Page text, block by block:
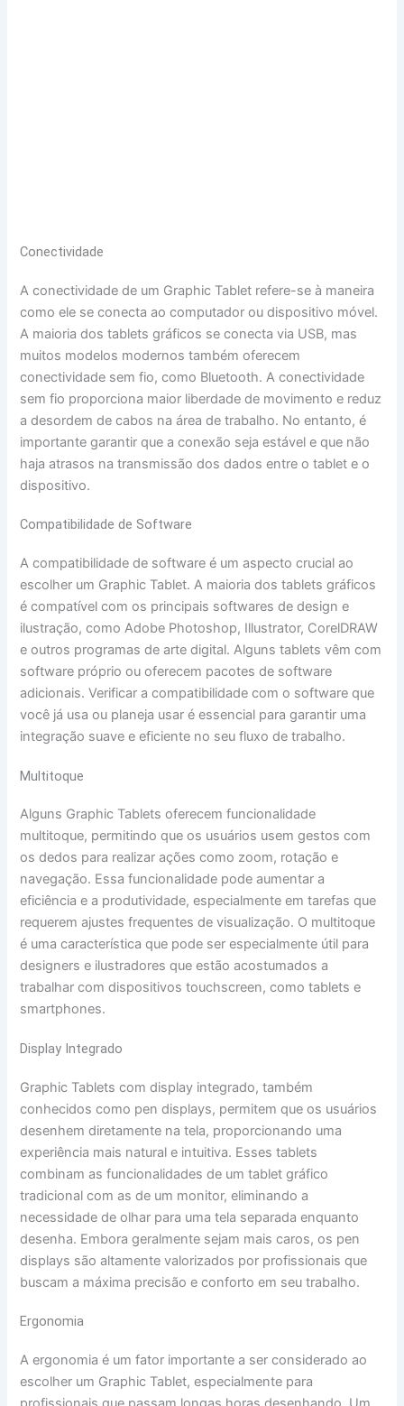
Conectividade
A conectividade de um Graphic Tablet refere-se à maneira
como ele se conecta ao computador ou dispositivo móvel.
A maioria dos tablets gráficos se conecta via USB, mas
muitos modelos modernos também oferecem
conectividade sem fio, como Bluetooth. A conectividade
sem fio proporciona maior liberdade de movimento e reduz
a desordem de cabos na área de trabalho. No entanto, é
importante garantir que a conexão seja estável e que não
haja atrasos na transmissão dos dados entre o tablet e o
dispositivo.
Compatibilidade de Software
A compatibilidade de software é um aspecto crucial ao
escolher um Graphic Tablet. A maioria dos tablets gráficos
é compatível com os principais softwares de design e
ilustração, como Adobe Photoshop, Illustrator, CorelDRAW
e outros programas de arte digital. Alguns tablets vêm com
software próprio ou oferecem pacotes de software
adicionais. Verificar a compatibilidade com o software que
você já usa ou planeja usar é essencial para garantir uma
integração suave e eficiente no seu fluxo de trabalho.
Multitoque
Alguns Graphic Tablets oferecem funcionalidade
multitoque, permitindo que os usuários usem gestos com
os dedos para realizar ações como zoom, rotação e
navegação. Essa funcionalidade pode aumentar a
eficiência e a produtividade, especialmente em tarefas que
requerem ajustes frequentes de visualização. O multitoque
é uma característica que pode ser especialmente útil para
designers e ilustradores que estão acostumados a
trabalhar com dispositivos touchscreen, como tablets e
smartphones.
Display Integrado
Graphic Tablets com display integrado, também
conhecidos como pen displays, permitem que os usuários
desenhem diretamente na tela, proporcionando uma
experiência mais natural e intuitiva. Esses tablets
combinam as funcionalidades de um tablet gráfico
tradicional com as de um monitor, eliminando a
necessidade de olhar para uma tela separada enquanto
desenha. Embora geralmente sejam mais caros, os pen
displays são altamente valorizados por profissionais que
buscam a máxima precisão e conforto em seu trabalho.
Ergonomia
A ergonomia é um fator importante a ser considerado ao
escolher um Graphic Tablet, especialmente para